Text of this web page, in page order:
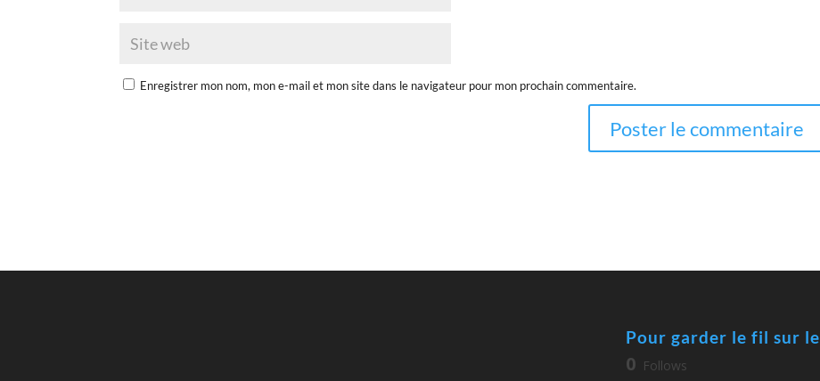
Enregistrer mon nom, mon e-mail et mon site dans le navigateur pour mon prochain commentaire.
Pour garder le fil sur
0 Follows